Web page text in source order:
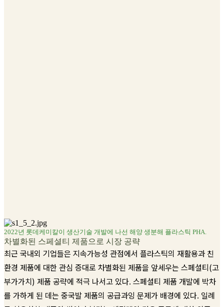
2022년 롯데케미칼이 생산기술 개발에 나선 해양 생분해 플라스틱 PHA.
차별화된 스페셜티 제품으로 시장 공략
최근 국내외 기업들은 지속가능성 관점에서 플라스틱의 재활용과 친
환경 제품에 대한 관심 증대로 차별화된 제품을 앞세우는 스페셜티(고
부가가치) 제품 공략에 적극 나서고 있다. 스페셜티 제품 개발에 박차
를 가하게 된 데는 중국발 제품의 공급과잉 문제가 배경에 있다. 일례